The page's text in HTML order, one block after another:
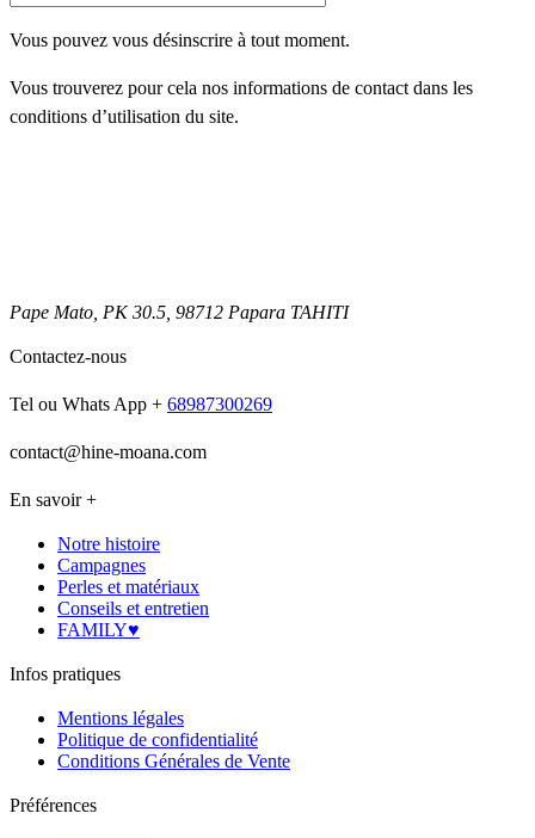
Vous pouvez vous désinscrire à tout moment.
Vous trouverez pour cela nos informations de contact dans les
conditions d’utilisation du site.
Pape Mato, PK 30.5, 98712 Papara TAHITI
Contactez-nous
Tel ou Whats App + 68987300269
contact@hine-moana.com
En savoir +
Notre histoire
Campagnes
Perles et matériaux
Conseils et entretien
FAMILY♥
Infos pratiques
Mentions légales
Politique de confidentialité
Conditions Générales de Vente
Préférences